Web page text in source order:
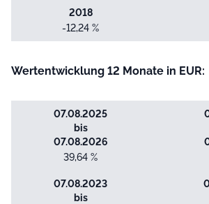
2018
-12,24 %
Wertentwicklung 12 Monate in EUR:
07.08.2025
bis
07.08.2026
39,64 %
07.08.2023
bis